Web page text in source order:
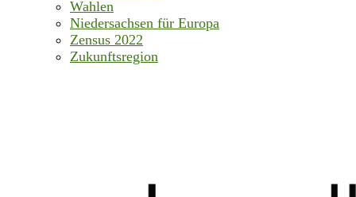
Wahlen
Niedersachsen für Europa
Zensus 2022
Zukunftsregion